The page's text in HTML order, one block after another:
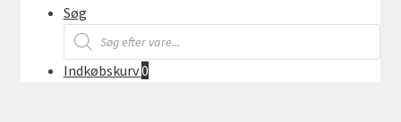
Søg
Products
search
Indkøbskurv0